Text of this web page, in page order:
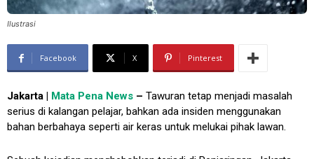
Ilustrasi
Facebook X Pinterest
Jakarta | Mata Pena News – Tawuran tetap menjadi masalah
serius di kalangan pelajar, bahkan ada insiden menggunakan
bahan berbahaya seperti air keras untuk melukai pihak lawan.